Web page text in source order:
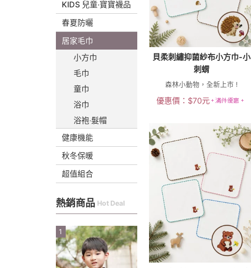
KIDS 兒童‧寶寶襪品
春夏防曬
居家毛巾
小方巾
毛巾
童巾
浴巾
浴袍‧髮帽
健康機能
秋冬保暖
超值組合
熱銷商品 Hot Deal
1
貝柔刺繡抑菌紗布小方巾-小
刺蝟
森林小動物，全新上市 !
優惠價： $70元